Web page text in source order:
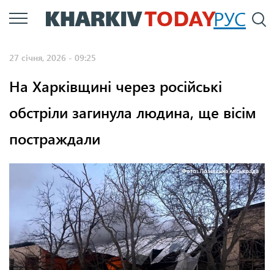
Перейти
до
РУС
27 січня, 2026 - 09:25
На Харківщині через російські
обстріли загинула людина, ще вісім
постраждали
Фото: Лозівська міськрада